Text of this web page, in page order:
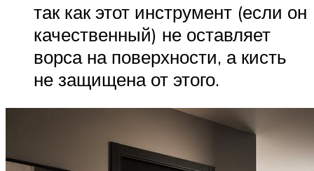
так как этот инструмент (если он
качественный) не оставляет
ворса на поверхности, а кисть
не защищена от этого.